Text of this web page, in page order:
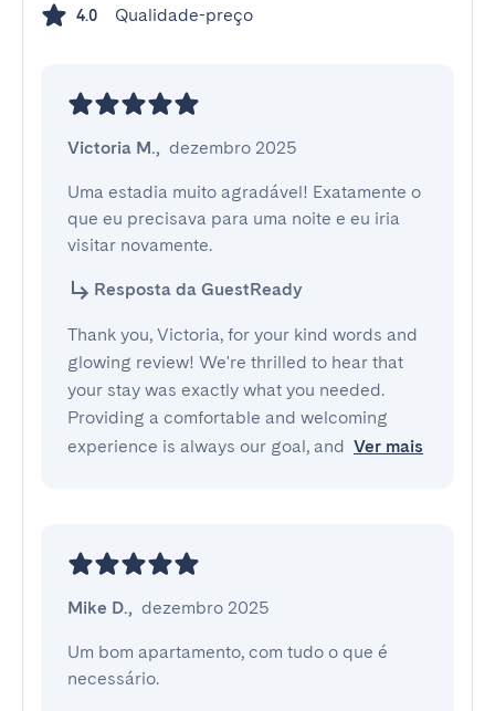
4.0 Qualidade-preço
Victoria M., dezembro 2025
Uma estadia muito agradável! Exatamente o
que eu precisava para uma noite e eu iria
visitar novamente.
Resposta da GuestReady
Thank you, Victoria, for your kind words and
glowing review! We're thrilled to hear that
your stay was exactly what you needed.
Providing a comfortable and welcoming
experience is always our goal, and Ver mais
Mike D., dezembro 2025
Um bom apartamento, com tudo o que é
necessário.